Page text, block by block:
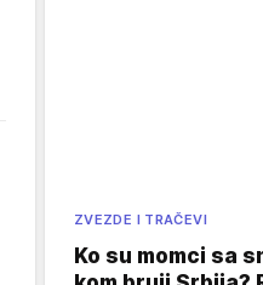
ZVEZDE I TRAČEVI
Ko su momci sa